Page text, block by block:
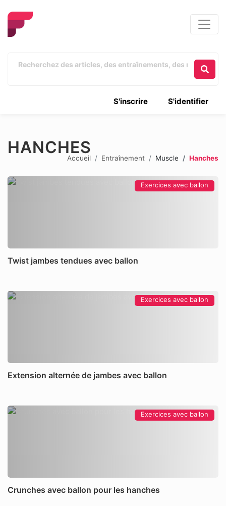
S'identifier
S'inscrire
HANCHES
Accueil Entraînement Muscle Hanches
Exercices avec ballon
Twist jambes tendues avec ballon
Exercices avec ballon
Extension alternée de jambes avec ballon
Exercices avec ballon
Crunches avec ballon pour les hanches